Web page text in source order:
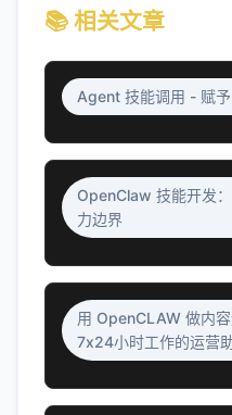
📚 相关文章
Agent 技能调用 - 赋
OpenClaw 技能开发
力边界
用 OpenCLAW 做内
7x24小时工作的运营